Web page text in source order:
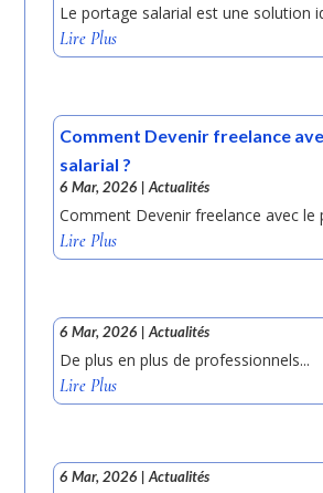
Le portage salarial est une solution
Lire Plus
Comment Devenir freelance
salarial ?
6 Mar, 2026 |Actualités
Comment Devenir freelance avec le
Lire Plus
6 Mar, 2026 |Actualités
De plus en plus de professionnels...
Lire Plus
6 Mar, 2026 |Actualités